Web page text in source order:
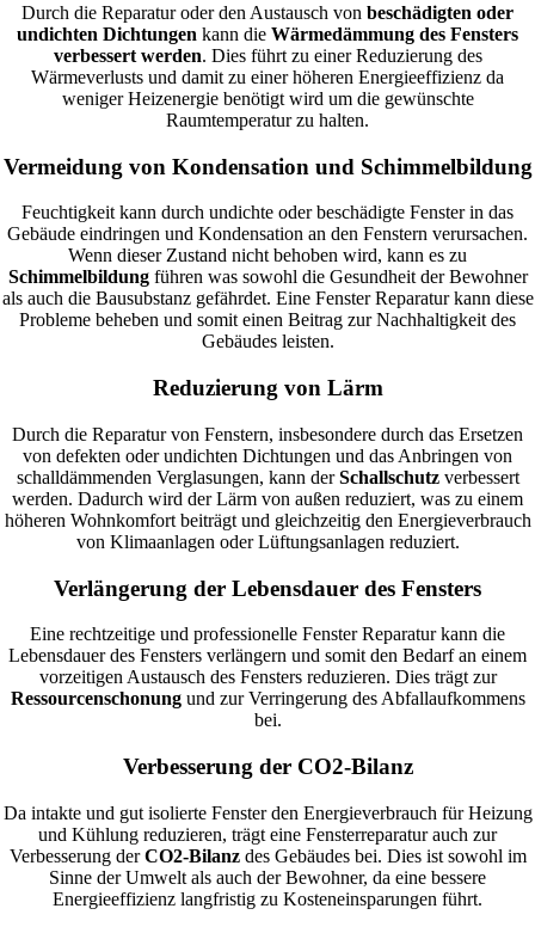
Durch die Reparatur oder den Austausch von beschädigten oder
undichten Dichtungen kann die Wärmedämmung des Fensters
verbessert werden. Dies führt zu einer Reduzierung des
Wärmeverlusts und damit zu einer höheren Energieeffizienz da
weniger Heizenergie benötigt wird um die gewünschte
Raumtemperatur zu halten.
Vermeidung von Kondensation und Schimmelbildung
Feuchtigkeit kann durch undichte oder beschädigte Fenster in das
Gebäude eindringen und Kondensation an den Fenstern verursachen.
Wenn dieser Zustand nicht behoben wird, kann es zu
Schimmelbildungführen was sowohl die Gesundheit der Bewohner
als auch die Bausubstanz gefährdet. Eine Fenster Reparatur kann diese
Probleme beheben und somit einen Beitrag zur Nachhaltigkeit des
Gebäudes leisten.
Reduzierung von Lärm
Durch die Reparatur von Fenstern, insbesondere durch das Ersetzen
von defekten oder undichten Dichtungen und das Anbringen von
schalldämmenden Verglasungen, kann derSchallschutzverbessert
werden. Dadurch wird der Lärm von außen reduziert, was zu einem
höheren Wohnkomfort beiträgt und gleichzeitig den Energieverbrauch
von Klimaanlagen oder Lüftungsanlagen reduziert.
Verlängerung der Lebensdauer des Fensters
Eine rechtzeitige und professionelle Fenster Reparatur kann die
Lebensdauer des Fensters verlängern und somit den Bedarf an einem
vorzeitigen Austausch des Fensters reduzieren. Dies trägt zur
Ressourcenschonungund zur Verringerung des Abfallaufkommens
bei.
Verbesserung der CO2-Bilanz
Da intakte und gut isolierte Fenster den Energieverbrauch für Heizung
und Kühlung reduzieren, trägt eine Fensterreparatur auch zur
Verbesserung derCO2-Bilanzdes Gebäudes bei. Dies ist sowohl im
Sinne der Umwelt als auch der Bewohner, da eine bessere
Energieeffizienz langfristig zu Kosteneinsparungen führt.